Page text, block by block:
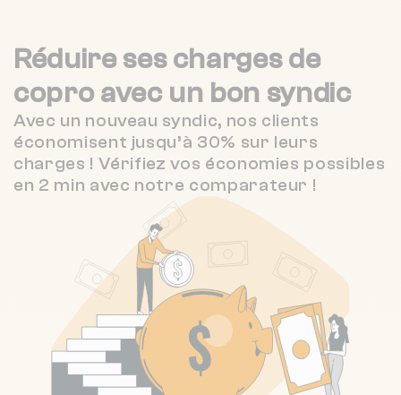
Réduire ses charges de
copro avec un bon syndic
Avec un nouveau syndic, nos clients
économisent jusqu’à 30% sur leurs
charges ! Vérifiez vos économies possibles
en 2 min avec notre comparateur !